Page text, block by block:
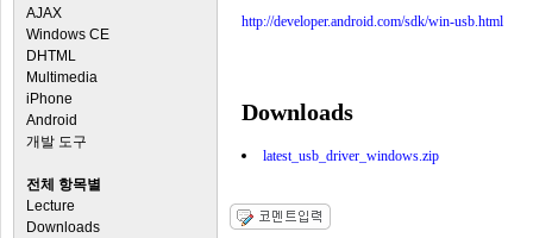
AJAX
Windows CE
DHTML
Multimedia
iPhone
Android
개발 도구
전체 항목별
Lecture
Downloads
http://developer.android.com/sdk/win-usb.html
Downloads
latest_usb_driver_windows.zip